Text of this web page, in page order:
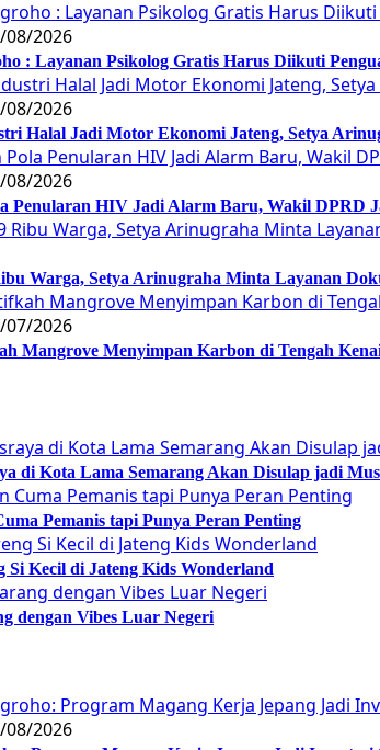
08/2026
: Layanan Psikolog Gratis Harus Diikuti
08/2026
Halal Jadi Motor Ekonomi Jateng, Setya
08/2026
Penularan HIV Jadi Alarm Baru, Wakil DPRD
Warga, Setya Arinugraha Minta Layanan
07/2026
Mangrove Menyimpan Karbon di Tengah
di Kota Lama Semarang Akan Disulap jadi
Pemanis tapi Punya Peran Penting
Si Kecil di Jateng Kids Wonderland
dengan Vibes Luar Negeri
08/2026